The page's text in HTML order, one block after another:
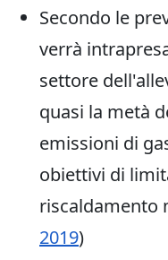
Secondo le
verrà
settore
quasi la metà
emissioni di
obiettivi di
riscaldamento
2019)